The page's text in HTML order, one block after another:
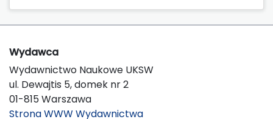
Wydawca
Wydawnictwo Naukowe UKSW
ul. Dewajtis 5, domek nr 2
01-815 Warszawa
Strona WWW Wydawnictwa